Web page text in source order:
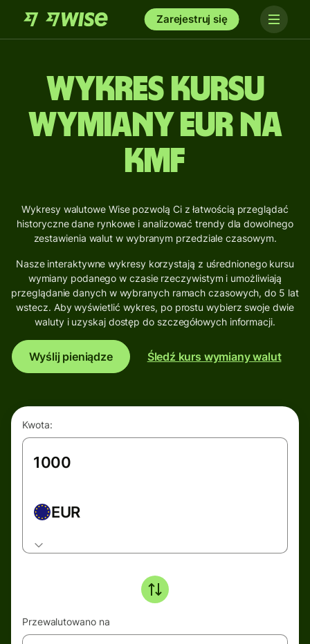
Zarejestruj się
Wykres kursu
wymiany EUR na
KMF
Wykresy walutowe Wise pozwolą Ci z łatwością przeglądać
historyczne dane rynkowe i analizować trendy dla dowolnego
zestawienia walut w wybranym przedziale czasowym.
Nasze interaktywne wykresy korzystają z uśrednionego kursu
wymiany podanego w czasie rzeczywistym i umożliwiają
przeglądanie danych w wybranych ramach czasowych, do 5 lat
wstecz. Aby wyświetlić wykres, po prostu wybierz swoje dwie
waluty i uzyskaj dostęp do szczegółowych informacji.
Wyślij pieniądze Śledź kurs wymiany walut
Kwota:
EUR
Przewalutowano na